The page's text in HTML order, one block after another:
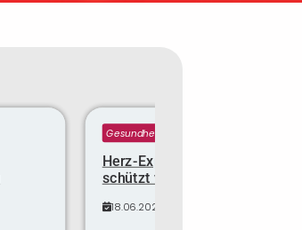
Gesundheit
Herz-Expertin verrät: Diese
schützt vor dem Infarkt
18.06.2025